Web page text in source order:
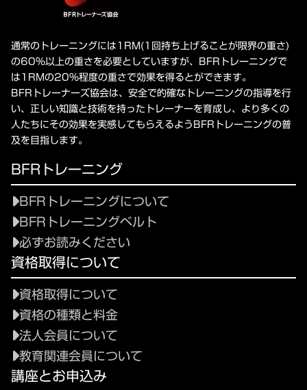
通常のトレーニングには1RM(1回持ち上げることが限界の重さ)
の60%以上の重さを必要としていますが、BFRトレーニングで
は1RMの20%程度の重さで効果を得るとができます。
BFRトレーナーズ協会は、安全で的確なトレーニングの指導を行
い、正しい知識と技術を持ったトレーナーを育成し、より多くの
人たちにその効果を実感してもらえるようBFRトレーニングの普
及を目指します。
BFRトレーニング
BFRトレーニングについて
BFRトレーニングベルト
必ずお読みください
資格取得について
資格取得について
資格の種類と料金
法人会員について
教育関連会員について
講座とお申込み